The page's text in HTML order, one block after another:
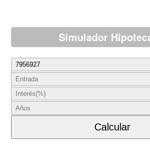
Simulador